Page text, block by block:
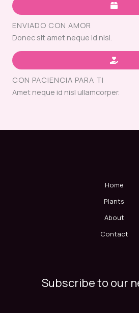
ENVIADO CON AMOR
Donec sit amet neque id nisl.
CON PACIENCIA PARA TI
Amet neque id nisl ullamcorper.
Home
Plants
About
Contact
Subscribe to our